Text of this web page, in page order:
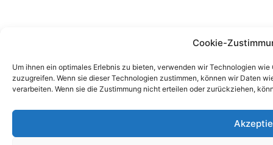
Cookie-
Um ihnen ein optimales Erlebnis zu bieten, verwenden wir Technologien
zuzugreifen. Wenn sie dieser Technologien zustimmen, können wir Daten
verarbeiten. Wenn sie die Zustimmung nicht erteilen oder zurückziehen,